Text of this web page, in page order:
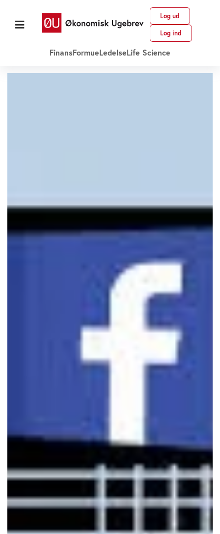
Log ud
Log ind
FinansFormueLedelseLife Science